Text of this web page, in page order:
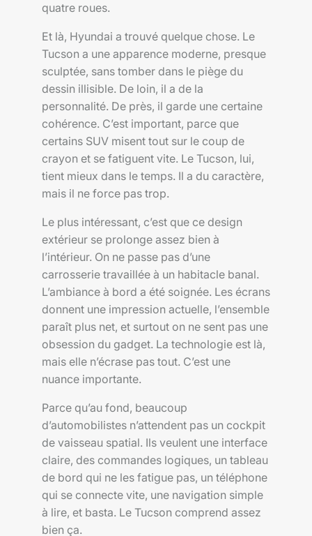
quatre roues.
Et là, Hyundai a trouvé quelque chose. Le
Tucson a une apparence moderne, presque
sculptée, sans tomber dans le piège du
dessin illisible. De loin, il a de la
personnalité. De près, il garde une certaine
cohérence. C’est important, parce que
certains SUV misent tout sur le coup de
crayon et se fatiguent vite. Le Tucson, lui,
tient mieux dans le temps. Il a du caractère,
mais il ne force pas trop.
Le plus intéressant, c’est que ce design
extérieur se prolonge assez bien à
l’intérieur. On ne passe pas d’une
carrosserie travaillée à un habitacle banal.
L’ambiance à bord a été soignée. Les écrans
donnent une impression actuelle, l’ensemble
paraît plus net, et surtout on ne sent pas une
obsession du gadget. La technologie est là,
mais elle n’écrase pas tout. C’est une
nuance importante.
Parce qu’au fond, beaucoup
d’automobilistes n’attendent pas un cockpit
de vaisseau spatial. Ils veulent une interface
claire, des commandes logiques, un tableau
de bord qui ne les fatigue pas, un téléphone
qui se connecte vite, une navigation simple
à lire, et basta. Le Tucson comprend assez
bien ça.